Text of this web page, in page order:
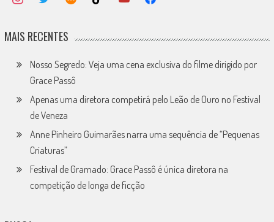
MAIS RECENTES
Nosso Segredo: Veja uma cena exclusiva do filme dirigido por
Grace Passô
Apenas uma diretora competirá pelo Leão de Ouro no Festival
de Veneza
Anne Pinheiro Guimarães narra uma sequência de “Pequenas
Criaturas”
Festival de Gramado: Grace Passô é única diretora na
competição de longa de ficção